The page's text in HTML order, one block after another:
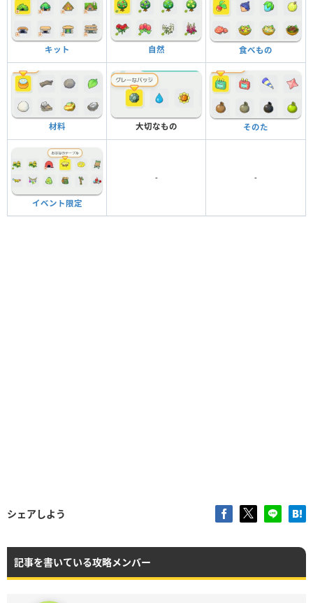
キット 自然 食べもの
材料 大切なもの そのた
イベント限定
- -
シェアしよう
記事を書いている攻略メンバー